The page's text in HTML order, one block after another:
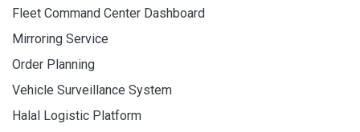
Fleet Command Center Dashboard
Mirroring Service
Order Planning
Vehicle Surveillance System
Halal Logistic Platform